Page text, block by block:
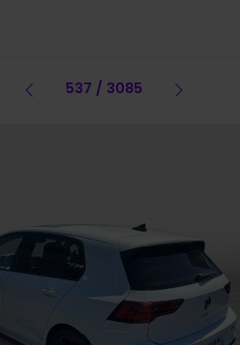
Vorheriges Fahrzeug
537 / 3085